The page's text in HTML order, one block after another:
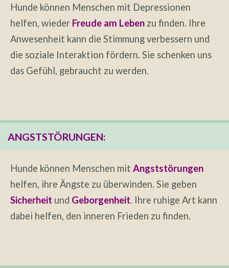
Hunde können Menschen mit Depressionen
helfen, wieder Freude am Leben zu finden. Ihre
Anwesenheit kann die Stimmung verbessern und
die soziale Interaktion fördern. Sie schenken uns
das Gefühl, gebraucht zu werden.
ANGSTSTÖRUNGEN:
Hunde können Menschen mit Angststörungen
helfen, ihre Ängste zu überwinden. Sie geben
Sicherheit und Geborgenheit. Ihre ruhige Art kann
dabei helfen, den inneren Frieden zu finden.